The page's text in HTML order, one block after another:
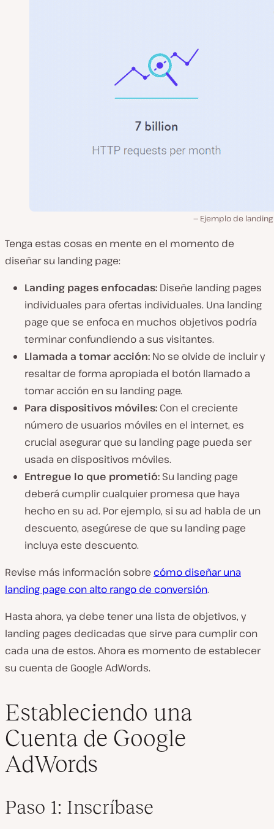
Ejemplo de
Tenga estas cosas en mente en el momento de
diseñar su landing page:
Landing pages enfocadas: Diseñe landing pages
individuales para ofertas individuales. Una landing
page que se enfoca en muchos objetivos podría
terminar confundiendo a sus visitantes.
Llamada a tomar acción: No se olvide de incluir y
resaltar de forma apropiada el botón llamado a
tomar acción en su landing page.
Para dispositivos móviles: Con el creciente
número de usuarios móviles en el internet, es
crucial asegurar que su landing page pueda ser
usada en dispositivos móviles.
Entregue lo que prometió: Su landing page
deberá cumplir cualquier promesa que haya
hecho en su ad. Por ejemplo, si su ad habla de un
descuento, asegúrese de que su landing page
incluya este descuento.
Revise más información sobre cómo diseñar una
landing page con alto rango de conversión.
Hasta ahora, ya debe tener una lista de objetivos, y
landing pages dedicadas que sirve para cumplir con
cada una de estos. Ahora es momento de establecer
su cuenta de Google AdWords.
Estableciendo una
Cuenta de Google
AdWords
Paso 1: Inscríbase